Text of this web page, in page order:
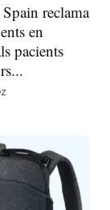
reclama
en
pacients